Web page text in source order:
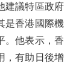
議特區政府
是香港國際機
。他表示，香
，有助日後增